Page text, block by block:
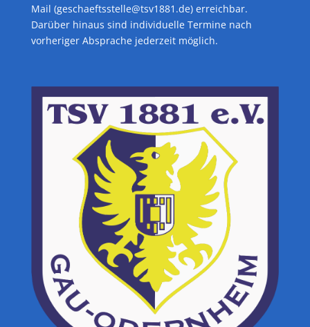
Mail (geschaeftsstelle@tsv1881.de) erreichbar.
Darüber hinaus sind individuelle Termine nach
vorheriger Absprache jederzeit möglich.